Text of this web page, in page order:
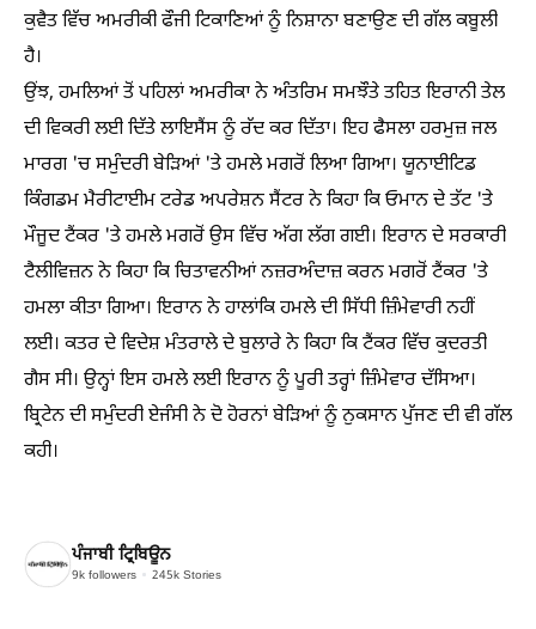
ਕੁਵੈਤ ਵਿੱਚ ਅਮਰੀਕੀ ਫੌਜੀ ਟਿਕਾਣਿਆਂ ਨੂੰ ਨਿਸ਼ਾਨਾ ਬਣਾਉਣ ਦੀ ਗੱਲ ਕਬੂਲੀ
ਹੈ।
ਉਂਝ, ਹਮਲਿਆਂ ਤੋਂ ਪਹਿਲਾਂ ਅਮਰੀਕਾ ਨੇ ਅੰਤਰਿਮ ਸਮਝੌਤੇ ਤਹਿਤ ਇਰਾਨੀ ਤੇਲ
ਦੀ ਵਿਕਰੀ ਲਈ ਦਿੱਤੇ ਲਾਇਸੈਂਸ ਨੂੰ ਰੱਦ ਕਰ ਦਿੱਤਾ। ਇਹ ਫੈਸਲਾ ਹਰਮੁਜ਼ ਜਲ
ਮਾਰਗ 'ਚ ਸਮੁੰਦਰੀ ਬੇੜਿਆਂ 'ਤੇ ਹਮਲੇ ਮਗਰੋਂ ਲਿਆ ਗਿਆ। ਯੂਨਾਈਟਿਡ
ਕਿੰਗਡਮ ਮੈਰੀਟਾਈਮ ਟਰੇਡ ਅਪਰੇਸ਼ਨ ਸੈਂਟਰ ਨੇ ਕਿਹਾ ਕਿ ਓਮਾਨ ਦੇ ਤੱਟ 'ਤੇ
ਮੌਜੂਦ ਟੈਂਕਰ 'ਤੇ ਹਮਲੇ ਮਗਰੋਂ ਉਸ ਵਿੱਚ ਅੱਗ ਲੱਗ ਗਈ। ਇਰਾਨ ਦੇ ਸਰਕਾਰੀ
ਟੈਲੀਵਿਜ਼ਨ ਨੇ ਕਿਹਾ ਕਿ ਚਿਤਾਵਨੀਆਂ ਨਜ਼ਰਅੰਦਾਜ਼ ਕਰਨ ਮਗਰੋਂ ਟੈਂਕਰ 'ਤੇ
ਹਮਲਾ ਕੀਤਾ ਗਿਆ। ਇਰਾਨ ਨੇ ਹਾਲਾਂਕਿ ਹਮਲੇ ਦੀ ਸਿੱਧੀ ਜ਼ਿੰਮੇਵਾਰੀ ਨਹੀਂ
ਲਈ। ਕਤਰ ਦੇ ਵਿਦੇਸ਼ ਮੰਤਰਾਲੇ ਦੇ ਬੁਲਾਰੇ ਨੇ ਕਿਹਾ ਕਿ ਟੈਂਕਰ ਵਿੱਚ ਕੁਦਰਤੀ
ਗੈਸ ਸੀ। ਉਨ੍ਹਾਂ ਇਸ ਹਮਲੇ ਲਈ ਇਰਾਨ ਨੂੰ ਪੂਰੀ ਤਰ੍ਹਾਂ ਜ਼ਿੰਮੇਵਾਰ ਦੱਸਿਆ।
ਬ੍ਰਿਟੇਨ ਦੀ ਸਮੁੰਦਰੀ ਏਜੰਸੀ ਨੇ ਦੋ ਹੋਰਨਾਂ ਬੇੜਿਆਂ ਨੂੰ ਨੁਕਸਾਨ ਪੁੱਜਣ ਦੀ ਵੀ ਗੱਲ
ਕਹੀ।
ਪੰਜਾਬੀ ਟ੍ਰਿਬਿਊਨ
9k followers 245k Stories